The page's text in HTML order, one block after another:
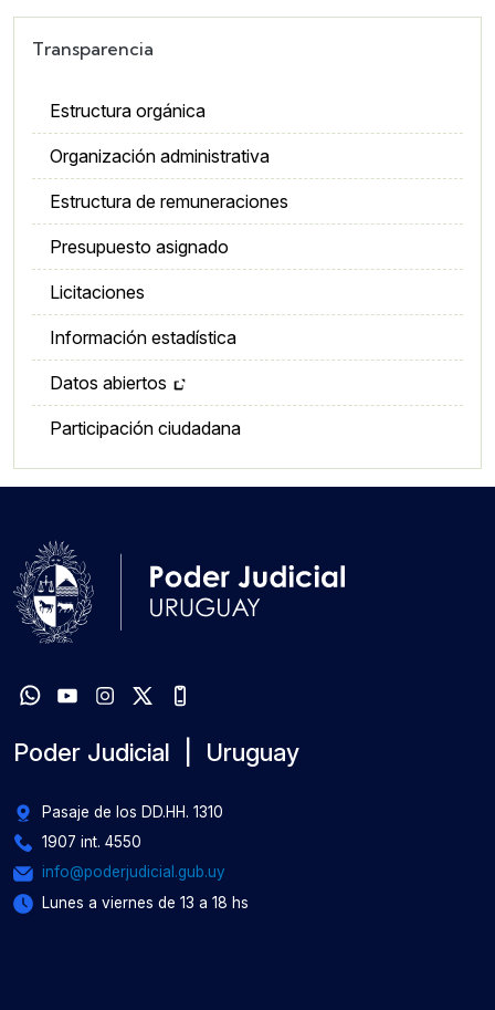
Transparencia
Estructura orgánica
Organización administrativa
Estructura de remuneraciones
Presupuesto asignado
Licitaciones
Información estadística
Datos abiertos
Participación ciudadana
Poder Judicial | Uruguay
Pasaje de los DD.HH. 1310
1907 int. 4550
info@poderjudicial.gub.uy
Lunes a viernes de 13 a 18 hs